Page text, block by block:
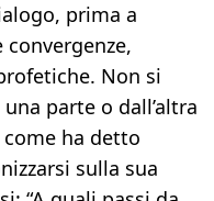
prima a
Non si
parte o dall’altra
ha detto
sulla sua